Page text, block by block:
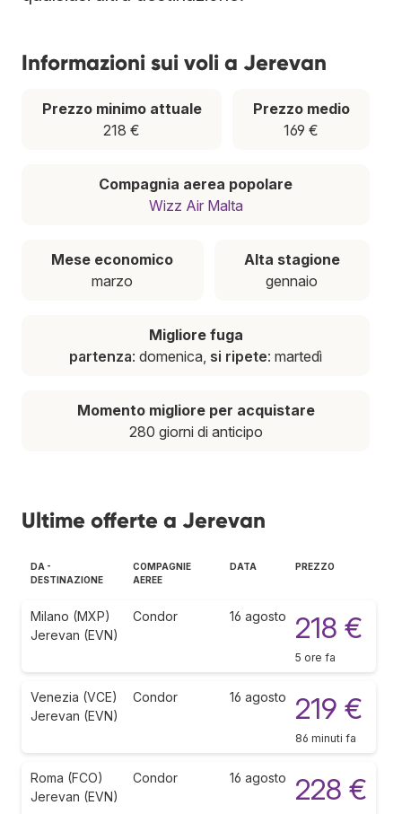
Informazioni sui voli a Jerevan
Prezzo minimo attuale
218 €
Prezzo medio
169 €
Compagnia aerea popolare
Wizz Air Malta
Mese economico
marzo
Alta stagione
gennaio
Migliore fuga
partenza: domenica, si ripete: martedì
Momento migliore per acquistare
280 giorni di anticipo
Ultime offerte a Jerevan
DA -
DESTINAZIONE
COMPAGNIE
AEREE
DATA PREZZO
Milano (MXP)
Jerevan (EVN)
Condor 16 agosto 218 €
5 ore fa
Venezia (VCE)
Jerevan (EVN)
Condor 16 agosto 219 €
86 minuti fa
Roma (FCO)
Jerevan (EVN)
Condor 16 agosto 228 €